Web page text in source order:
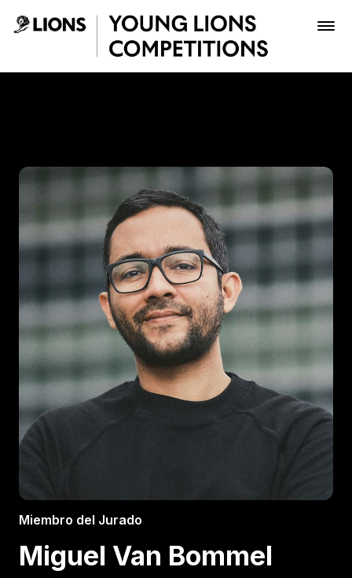
Saltar al contenido principal
Inscribir
Boletería
Miembro del Jurado
Miguel Van Bommel